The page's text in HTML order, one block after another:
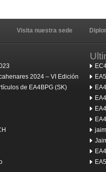
Visita nuestra sede
2024 – VI Edición
de EA4BPG (SK)